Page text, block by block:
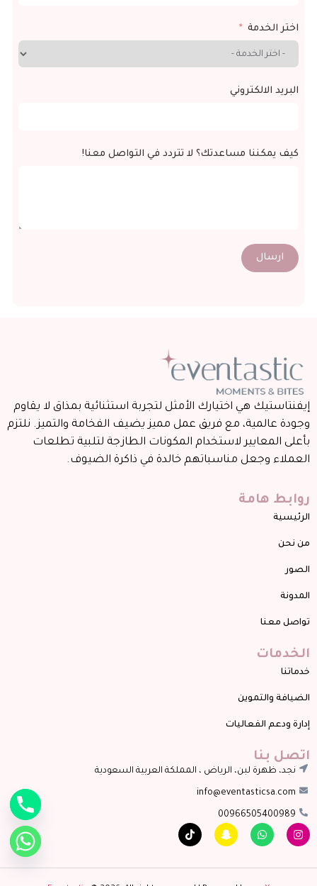
اختر الخدمة
البريد الالكتروني
كيف يمكننا مساعدتك؟ لا تتردد في التواصل معنا!
ارسال
إيفنتاستيك هي اختيارك الأمثل لتجربة استثنائية بمذاق لا يقاوم
وجودة عالمية، مع فريق عمل مميز يضيف الفخامة والتميز. نلتزم
بأعلى المعايير لاستخدام المكونات الطازجة لتلبية تطلعات
العملاء وجعل مناسباتهم خالدة في ذاكرة الضيوف.
روابط هامة
الرئيسية
من نحن
الصور
المدونة
تواصل معنا
الخدمات
خدماتنا
الضيافة والتموين
إدارة ودعم الفعاليات
اتصل بنا
نجد، ظهرة لبن، الرياض ، المملكة العربية السعودية
info@eventasticsa.com
00966505400989